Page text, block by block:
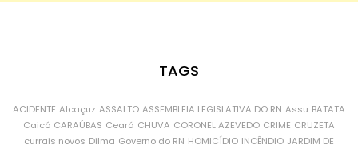
TAGS
ACIDENTE Alcaçuz ASSALTO ASSEMBLEIA LEGISLATIVA DO RN Assu BATATA
Caicó CARAÚBAS Ceará CHUVA CORONEL AZEVEDO CRIME CRUZETA
currais novos Dilma Governo do RN HOMICÍDIO INCÊNDIO JARDIM DE